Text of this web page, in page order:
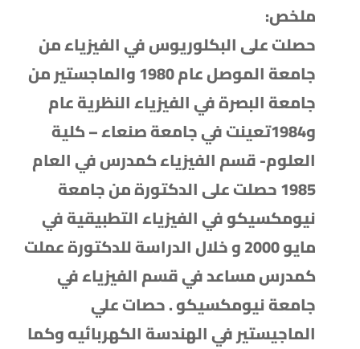
ملخص:
حصلت على البكلوريوس في الفيزياء من
جامعة الموصل عام 1980 والماجستير من
جامعة البصرة في الفيزياء النظرية عام
و1984تعينت في جامعة صنعاء – كلية
العلوم- قسم الفيزياء كمدرس في العام
1985 حصلت على الدكتورة من جامعة
نيومكسيكو في الفيزياء التطبيقية في
مايو 2000 و خلال الدراسة للدكتورة عملت
كمدرس مساعد في قسم الفيزياء في
جامعة نيومكسيكو . حصات علي
الماجيستير في الهندسة الكهربائيه وكما